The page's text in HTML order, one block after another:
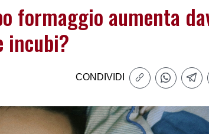
formaggio aumenta
incubi?
CONDIVIDI